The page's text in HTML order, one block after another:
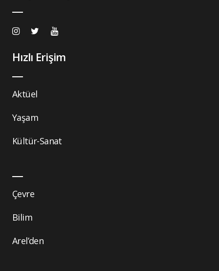
Hızlı Erişim
Aktüel
Yaşam
Kültür-Sanat
Çevre
Bilim
Arel’den